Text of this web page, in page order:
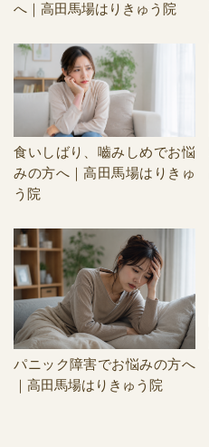
へ｜高田馬場はりきゅう院
食いしばり、嚙みしめでお悩
みの方へ｜高田馬場はりきゅ
う院
パニック障害でお悩みの方へ
｜高田馬場はりきゅう院